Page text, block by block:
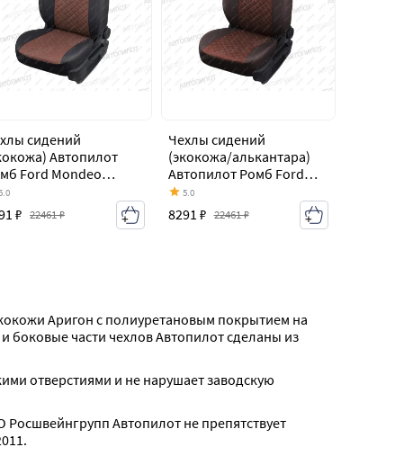
сидений
Автопилот
Ford Mondeo
дорестайлинг,
(2007-2010)
₽ 22461 ₽
Чехлы сидений
(экокожа/алькантара)
Автопилот Ромб Ford
Mondeo Mk4,BD
дорестайлинг, седан
(2007-2010)
5.0
8291 ₽ 22461 ₽
Аригон с полиуретановым покрытием на
части чехлов Автопилот сделаны из
отверстиями и не нарушает заводскую
Автопилот не препятствует